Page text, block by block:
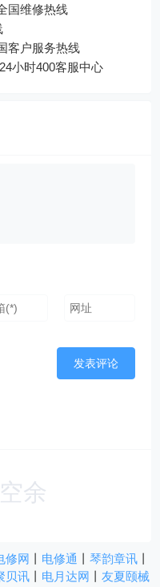
国维修热线
客户服务热线
小时400客服中心
余
修网 电修通 琴韵章讯
贝讯 电月达网 友夏颐械